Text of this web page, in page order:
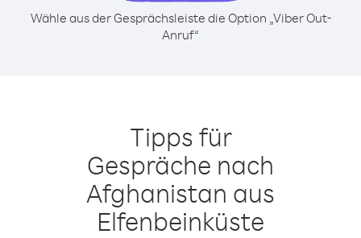
Wähle aus der Gesprächsleiste die Option „Viber Out-
Anruf“
Tipps für
Gespräche nach
Afghanistan aus
Elfenbeinküste